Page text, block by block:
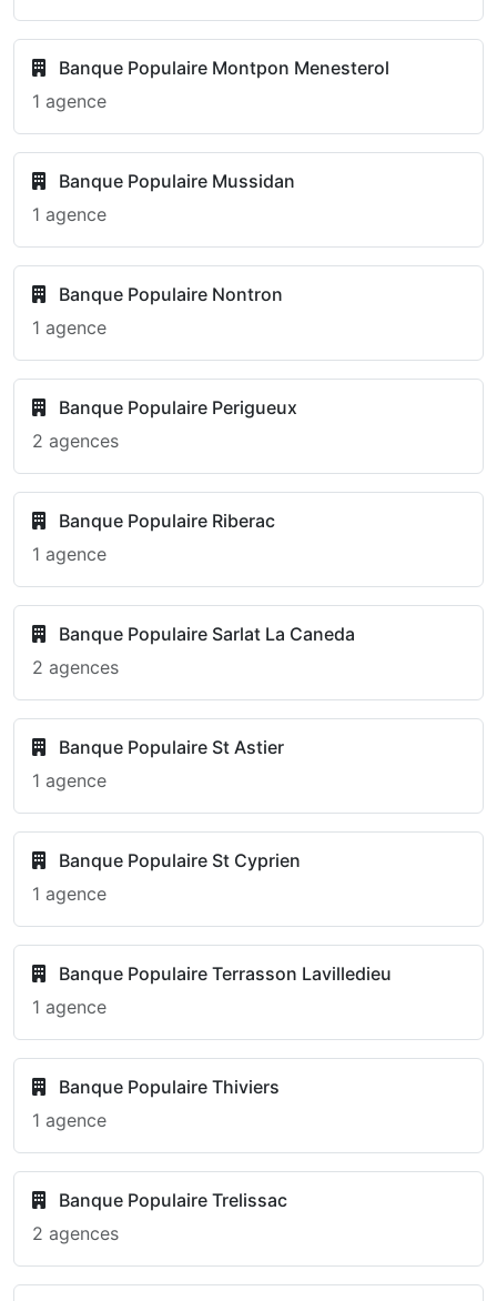
Banque Populaire Montpon Menesterol
1 agence
Banque Populaire Mussidan
1 agence
Banque Populaire Nontron
1 agence
Banque Populaire Perigueux
2 agences
Banque Populaire Riberac
1 agence
Banque Populaire Sarlat La Caneda
2 agences
Banque Populaire St Astier
1 agence
Banque Populaire St Cyprien
1 agence
Banque Populaire Terrasson Lavilledieu
1 agence
Banque Populaire Thiviers
1 agence
Banque Populaire Trelissac
2 agences